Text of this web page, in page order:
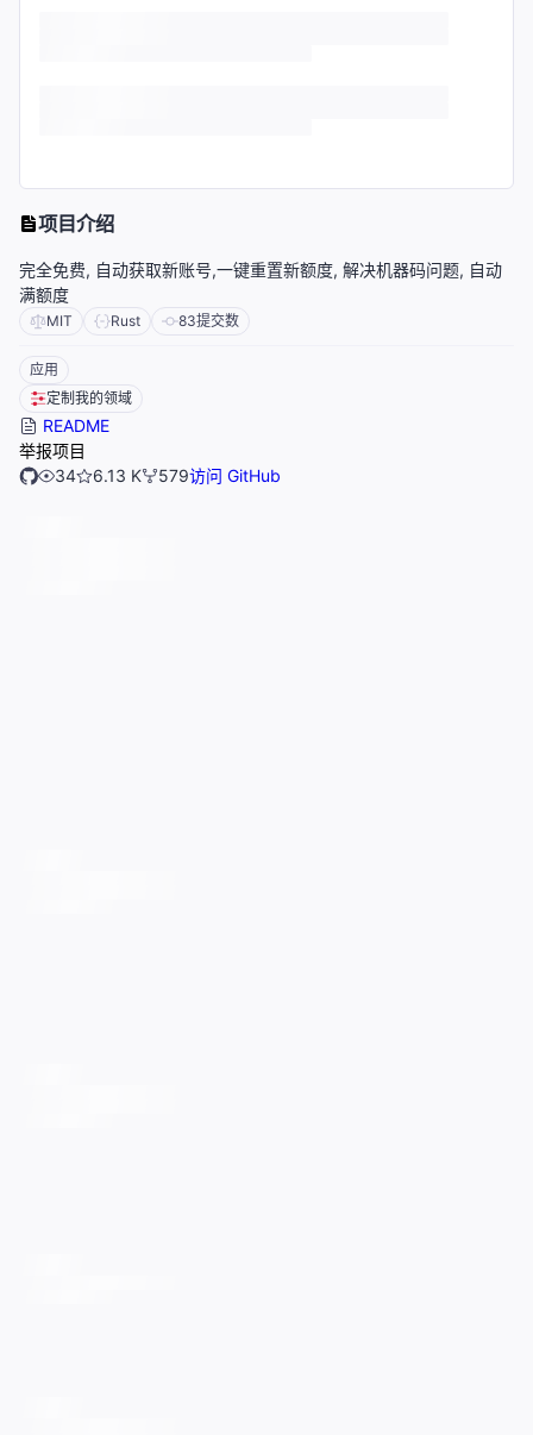
项目介绍
完全免费, 自动获取新账号,一键重置新额度, 解决机器码问题, 自动
满额度
MIT Rust 83提交数
应用
定制我的领域
README
举报项目
34
6.13 K 579访问 GitHub